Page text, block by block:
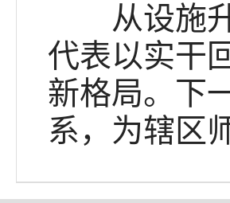
从设施升
代表以实干
新格局。下
系，为辖区